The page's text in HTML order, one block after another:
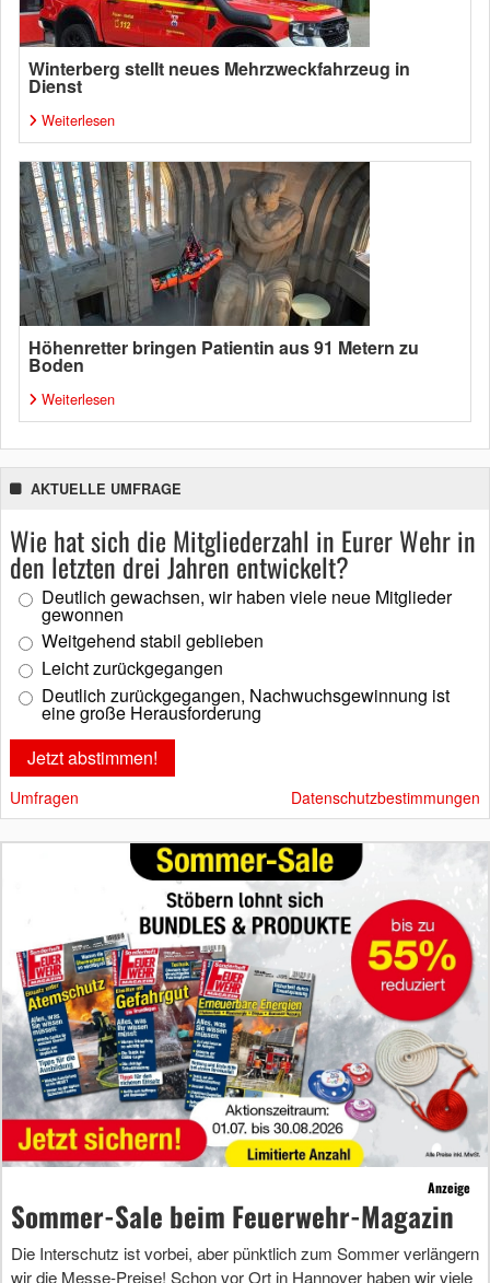
Winterberg stellt neues Mehrzweckfahrzeug in
Dienst
Weiterlesen
Höhenretter bringen Patientin aus 91 Metern zu
Boden
Weiterlesen
AKTUELLE UMFRAGE
Wie hat sich die Mitgliederzahl in Eurer Wehr in
den letzten drei Jahren entwickelt?
Deutlich gewachsen, wir haben viele neue Mitglieder
gewonnen
Weitgehend stabil geblieben
Leicht zurückgegangen
Deutlich zurückgegangen, Nachwuchsgewinnung ist
eine große Herausforderung
Umfragen Datenschutzbestimmungen
Anzeige
Sommer-Sale beim Feuerwehr-Magazin
Die Interschutz ist vorbei, aber pünktlich zum Sommer verlängern
wir die Messe-Preise! Schon vor Ort in Hannover haben wir viele